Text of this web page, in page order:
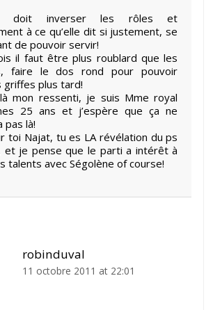
doit inverser les rôles et
à ce qu’elle dit si justement, se
de pouvoir servir!
il faut être plus roublard que les
faire le dos rond pour pouvoir
plus tard!
mon ressenti, je suis Mme royal
25 ans et j’espère que ça ne
pas là!
toi Najat, tu es LA révélation du ps
et je pense que le parti a intérêt à
talents avec Ségolène of course!
robinduval
11 octobre 2011 at 22:01